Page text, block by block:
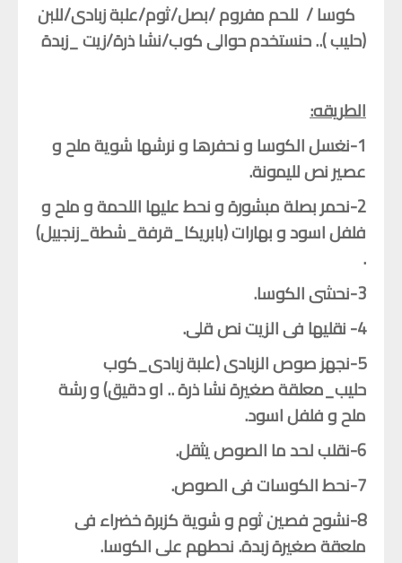
الحلويات
مشروبات
متنوعات
نصائح و خبرات
أ ب طبخ
حلوة الأكلة
أكلة صحية
البحث المتقدم
أبواب الموقع
فوائد الخضار و الفاكهة
فوائد الخضار
فوائد الفاكهة
الأعشاب و البهارات
باب الأعشاب
باب البهارات
كوسا/ للحم مفروم/بصل/ثوم/علبة زبادى/للبن
(حليب ).. حنستخدم حوالى كوب/نشا ذرة/زيت _زبدة
الطريقه:
1- نغسل الكوسا و نحفرها و نرشها شوية ملح و
عصير نص لليمونة.
2-نحمر بصلة مبشورة و نحط عليها اللحمة و ملح و
فلفل اسود و بهارات (بابريكا_قرفة_شطة_زنجبيل)
.
3-نحشى الكوسا.
4- نقليها فى الزيت نص قلى.
5-نجهز صوص الزبادى (علبة زبادى_كوب
حليب_معلقة صغيرة نشا ذرة .. او دقيق) و رشة
ملح و فلفل اسود.
6-نقلب لحد ما الصوص يثقل.
7-نحط الكوسات فى الصوص.
8-نشوح فصين ثوم و شوية كزبرة خضراء فى
ملعقة صغيرة زبدة. نحطهم على الكوسا.